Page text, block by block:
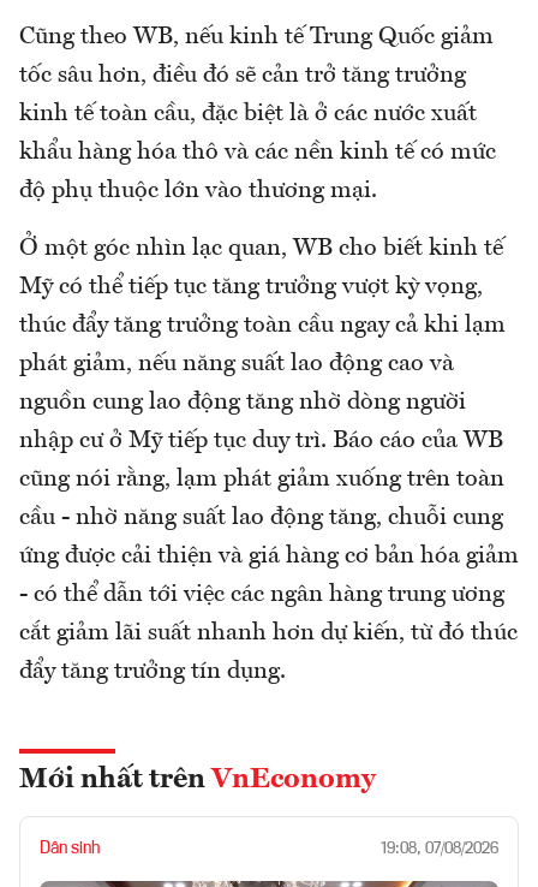
Cũng theo WB, nếu kinh tế Trung Quốc giảm
tốc sâu hơn, điều đó sẽ cản trở tăng trưởng
kinh tế toàn cầu, đặc biệt là ở các nước xuất
khẩu hàng hóa thô và các nền kinh tế có mức
độ phụ thuộc lớn vào thương mại.
Ở một góc nhìn lạc quan, WB cho biết kinh tế
Mỹ có thể tiếp tục tăng trưởng vượt kỳ vọng,
thúc đẩy tăng trưởng toàn cầu ngay cả khi lạm
phát giảm, nếu năng suất lao động cao và
nguồn cung lao động tăng nhờ dòng người
nhập cư ở Mỹ tiếp tục duy trì. Báo cáo của WB
cũng nói rằng, lạm phát giảm xuống trên toàn
cầu - nhờ năng suất lao động tăng, chuỗi cung
ứng được cải thiện và giá hàng cơ bản hóa giảm
- có thể dẫn tới việc các ngân hàng trung ương
cắt giảm lãi suất nhanh hơn dự kiến, từ đó thúc
đẩy tăng trưởng tín dụng.
Mới nhất trên VnEconomy
Dân sinh 19:08, 07/08/2026